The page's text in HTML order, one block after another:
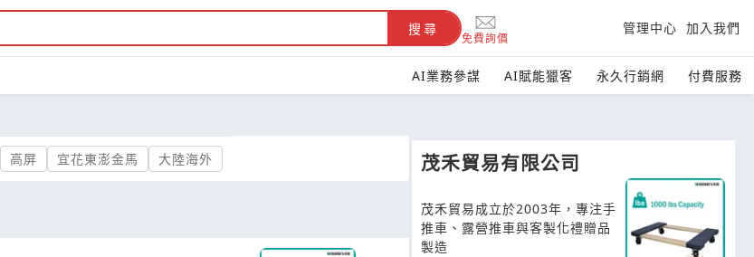
搜尋
免費詢價
管理中心 加入我們
AI業務參謀 AI賦能獵客 永久行銷網 付費服務
高屏 宜花東澎金馬 大陸海外 茂禾貿易有限公司
茂禾貿易成立於2003年，專注手
推車、露營推車與客製化禮贈品
製造